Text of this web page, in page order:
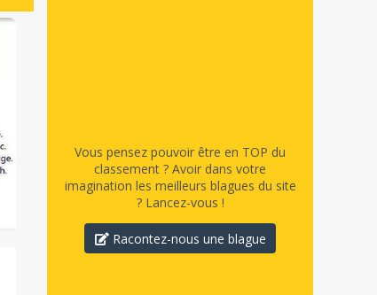
Vous pensez pouvoir être en TOP du
classement ? Avoir dans votre
imagination les meilleurs blagues du site
? Lancez-vous !
Racontez-nous une blague